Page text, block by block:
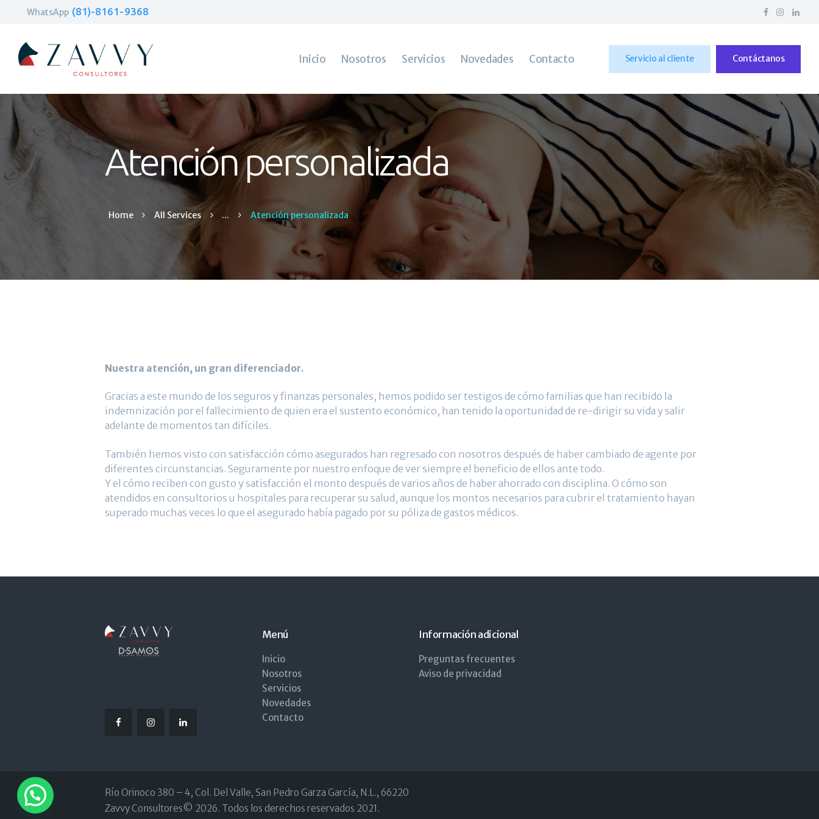
WhatsApp (81)-8161-9368
Inicio Nosotros Servicios Novedades Contacto Servicio al cliente Contáctanos
Atención personalizada
Home All Services ... Atención personalizada
Novedades
Nuestra atención, un gran diferenciador.
Gracias a este mundo de los seguros y finanzas personales, hemos podido ser testigos de cómo familias que han recibido la
indemnización por el fallecimiento de quien era el sustento económico, han tenido la oportunidad de re-dirigir su vida y salir
adelante de momentos tan difíciles.
También hemos visto con satisfacción cómo asegurados han regresado con nosotros después de haber cambiado de agente por
diferentes circunstancias. Seguramente por nuestro enfoque de ver siempre el beneficio de ellos ante todo.
Y el cómo reciben con gusto y satisfacción el monto después de varios años de haber ahorrado con disciplina. O cómo son
atendidos en consultorios u hospitales para recuperar su salud, aunque los montos necesarios para cubrir el tratamiento hayan
superado muchas veces lo que el asegurado había pagado por su póliza de gastos médicos.
Menú
Inicio
Nosotros
Servicios
Novedades
Contacto
Información adicional
Preguntas frecuentes
Aviso de privacidad
Río Orinoco 380 – 4, Col. Del Valle, San Pedro Garza García, N.L., 66220
Zavvy Consultores© 2026. Todos los derechos reservados 2021.